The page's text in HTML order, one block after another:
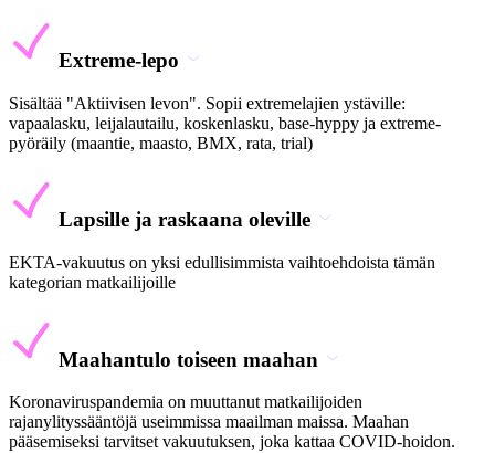
Extreme-lepo
Sisältää "Aktiivisen levon". Sopii extremelajien ystäville:
vapaalasku, leijalautailu, koskenlasku, base-hyppy ja extreme-
pyöräily (maantie, maasto, BMX, rata, trial)
Lapsille ja raskaana oleville
EKTA-vakuutus on yksi edullisimmista vaihtoehdoista tämän
kategorian matkailijoille
Maahantulo toiseen maahan
Koronaviruspandemia on muuttanut matkailijoiden
rajanylityssääntöjä useimmissa maailman maissa. Maahan
pääsemiseksi tarvitset vakuutuksen, joka kattaa COVID-hoidon.